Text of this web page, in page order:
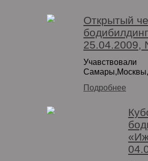
Открытый
25.04.2009,
Подробнее